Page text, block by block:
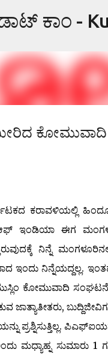
ಡಾಟ್ ಕಾಂ -
ಕರಾವಳಿಯಲ್ಲಿ
ಇಂಡಿಯಾ ಈಗ
ನಿನ್ನೆ
ಇಂದು ನಿನ್ನೆಯದ್ದಲ್ಲ.
ಕೋಮುವಾದಿ
ಜಾತ್ಯಾತೀತರು,
ಪ್ರಶ್ನಿಸುತ್ತಿಲ್ಲ.
ಸುಮಾರು 1